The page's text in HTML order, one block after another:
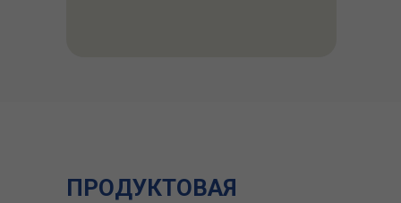
ПРОДУКТОВАЯ